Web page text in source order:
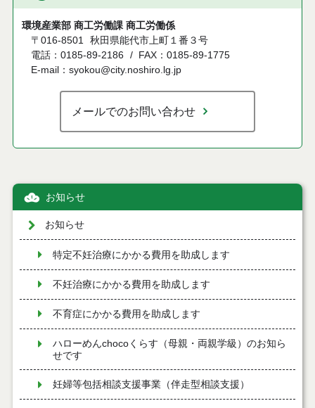
環境産業部 商工労働課 商工労働係
〒016-8501 秋田県能代市上町１番３号
電話：0185-89-2186
FAX：0185-89-1775
E-mail：syokou@city.noshiro.lg.jp
メールでのお問い合わせ
お知らせ
お知らせ
特定不妊治療にかかる費用を助成します
不妊治療にかかる費用を助成します
不育症にかかる費用を助成します
ハローめんchocoくらす（母親・両親学級）のお知ら
せです
妊婦等包括相談支援事業（伴走型相談支援）